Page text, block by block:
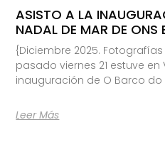
ASISTO A LA
NADAL DE MAR DE ONS
{Diciembre 2025.
pasado viernes 21 estuve
inauguración de O Barco do
Leer Más